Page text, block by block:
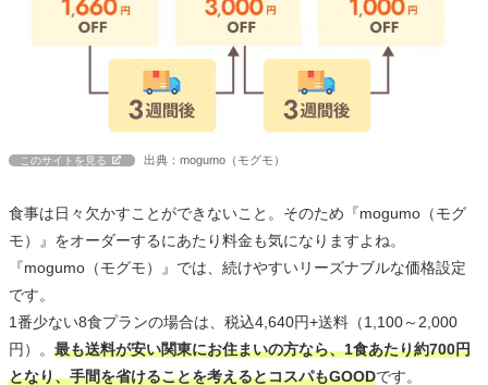
このサイトを見る 出典：mogumo（モグモ）
食事は日々欠かすことができないこと。そのため『mogumo（モグ
モ）』をオーダーするにあたり料金も気になりますよね。
『mogumo（モグモ）』では、続けやすいリーズナブルな価格設定
です。
1番少ない8食プランの場合は、税込4,640円+送料（1,100～2,000
円）。 最も送料が安い関東にお住まいの方なら、1食あたり約700円
となり、手間を省けることを考えるとコスパもGOODです。